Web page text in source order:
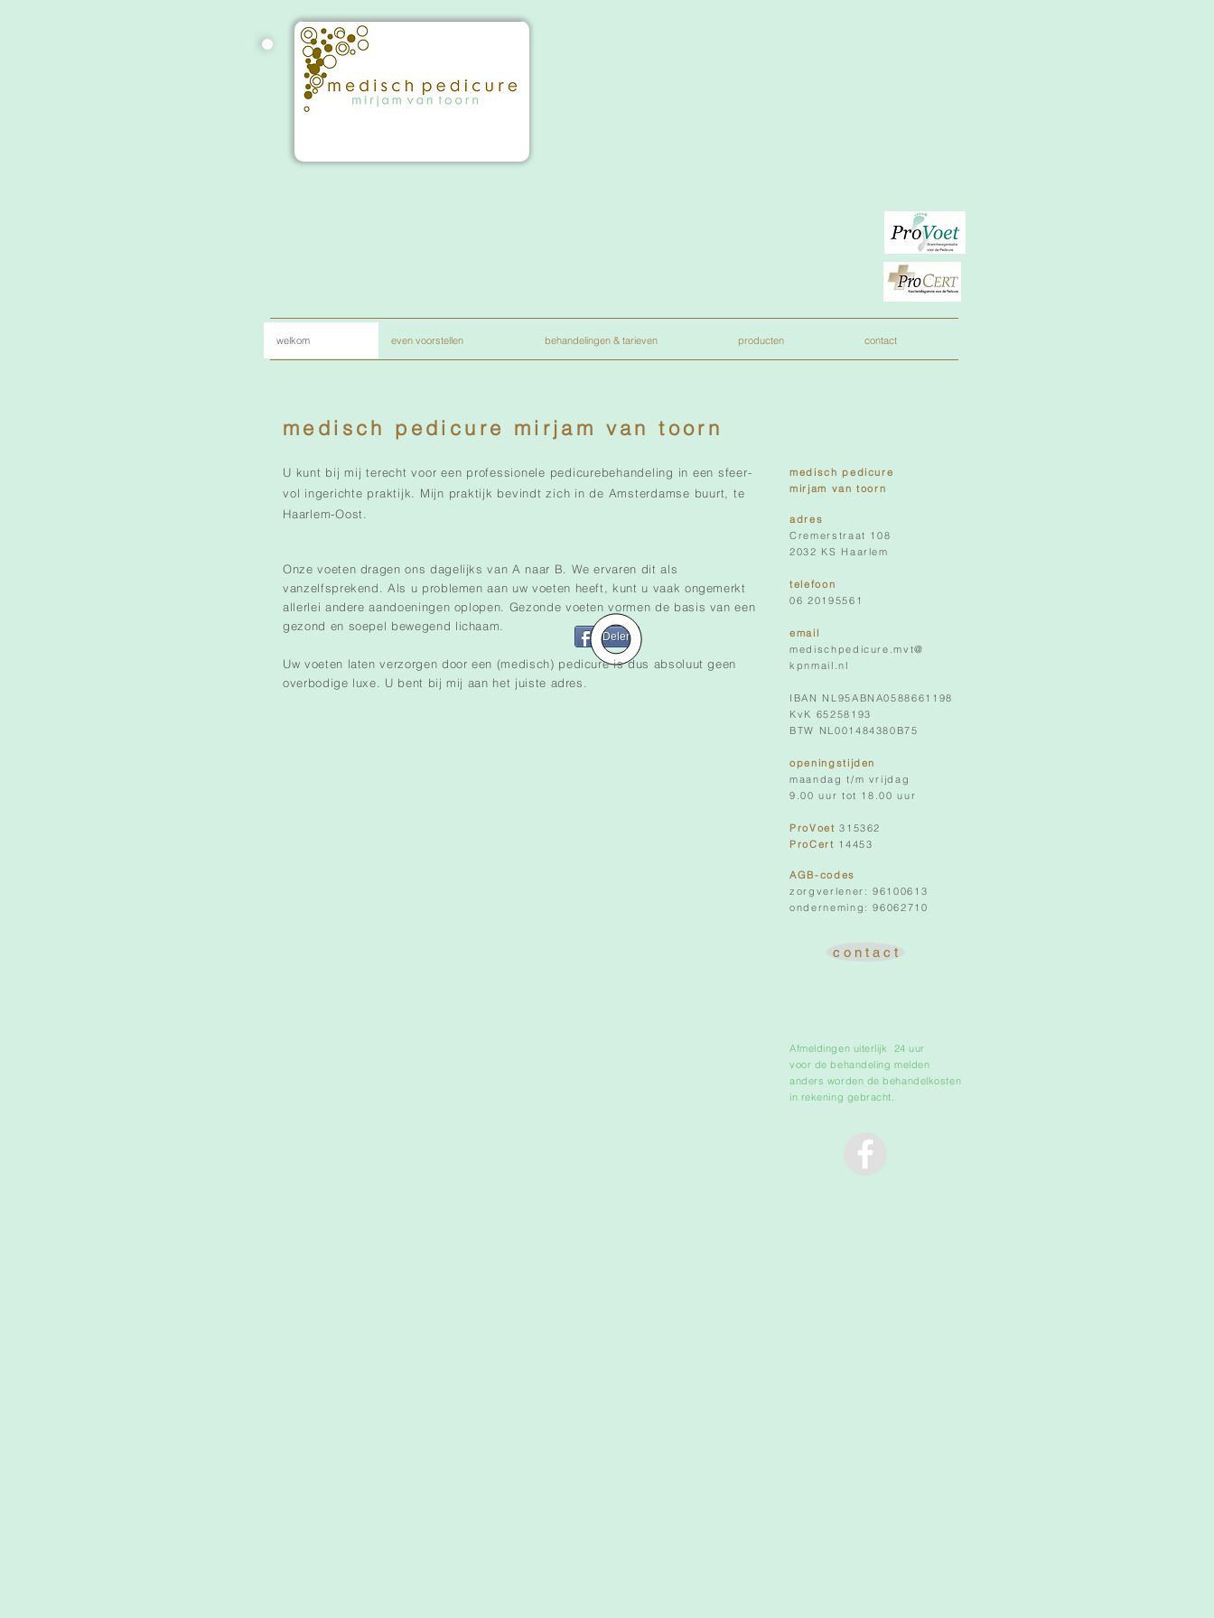
Delen
medisch pedicure mirjam van toorn
U kunt bij mij terecht voor een professionele pedicurebehandeling in een sfeer-
vol ingerichte praktijk. Mijn praktijk bevindt zich in de Amsterdamse buurt, te
Haarlem-Oost.
Onze voeten dragen ons dagelijks van A naar B. We ervaren dit als
vanzelfsprekend. Als u problemen aan uw voeten heeft, kunt u vaak ongemerkt
allerlei andere aandoeningen oplopen. Gezonde voeten vormen de basis van een
gezond en soepel bewegend lichaam.
Uw voeten laten verzorgen door een (medisch) pedicure is dus absoluut geen
overbodige luxe. U bent bij mij aan het juiste adres.
welkom even voorstellen behandelingen & tarieven producten contact
medisch pedicure
mirjam van toorn
adres
Cremerstraat 108
2032 KS Haarlem
telefoon
06 20195561
email
medischpedicure.mvt@
kpnmail.nl
IBAN NL95ABNA0588661198
KvK 65258193
BTW NL001484380B75
openingstijden
maandag t/m vrijdag
9.00 uur tot 18.00 uur
ProVoet315362
ProCert 14453
AGB-codes
zorgverlener: 96100613
onderneming: 96062710
Afmeldingen uiterlijk 24 uur
voor de behandeling melden
anders worden de behandelkosten
in rekening gebracht.
c o n t a c t